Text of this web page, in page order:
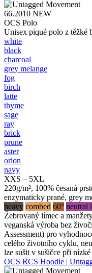
66.2010 NEW
OCS Polo
Unisex piqué polo z těžké
white
black
charcoal
grey melange
fog
birch
latte
thyme
sage
ray
brick
prune
aster
orion
navy
XXS – 5XL
220g/m², 100% česaná
enzymaticky prané, grey
heavy combed 60° neutral
Žebrovaný límec a
veganská výroba bez
Assessment) pro
celého životního cyklu,
lze sušit v sušičce při
OCS RCS Hoodie |